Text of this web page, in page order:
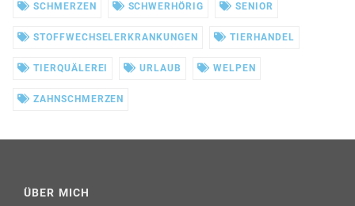
SCHMERZEN SCHWERHÖRIG SENIOR
STOFFWECHSELERKRANKUNGEN TIERHANDEL
TIERQUÄLEREI URLAUB WELPEN
ZAHNSCHMERZEN
ÜBER MICH